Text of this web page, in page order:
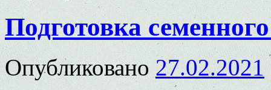
Подготовка
Опубликовано 27.02.2021